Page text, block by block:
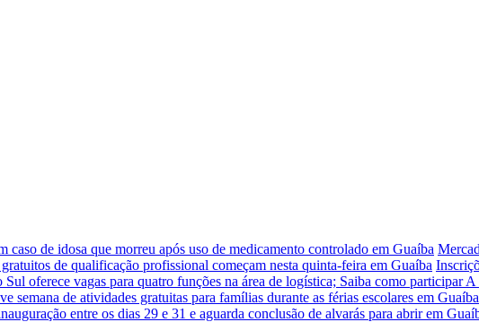
de idosa que morreu após uso de medicamento controlado em Guaíba
de qualificação profissional começam nesta quinta-feira em Guaíba
oferece vagas para quatro funções na área de logística; Saiba como participarA
semana de atividades gratuitas para famílias durante as férias escolares em Guaíba
entre os dias 29 e 31 e aguarda conclusão de alvarás para abrir em